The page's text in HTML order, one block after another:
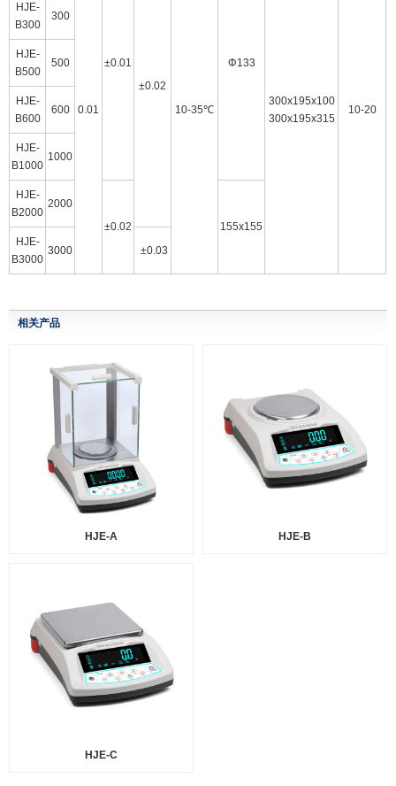
0.01
±0.01
±0.02
10-35℃
Φ133
300x195x100
300x195x315
10-20
HJE-
B300
300
HJE-
B500
500
HJE-
B600
600
HJE-
B1000
1000
HJE-
B2000
2000
±0.02
155x155
HJE-
B3000
3000 ±0.03
相关产品
HJE-A HJE-B
HJE-C